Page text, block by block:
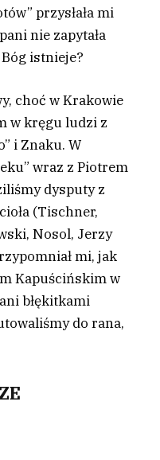
przysłała mi
nie zapytała
istnieje?
choć w Krakowie
w kręgu ludzi z
i Znaku. W
wraz z Piotrem
dysputy z
(Tischner,
Nosol, Jerzy
mi, jak
Kapuścińskim w
błękitkami
do rana,